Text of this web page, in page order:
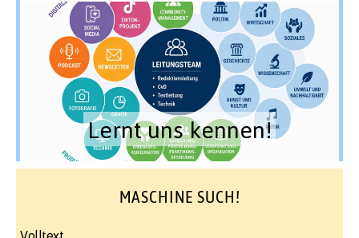
Lernt uns kennen!
MASCHINE SUCH!